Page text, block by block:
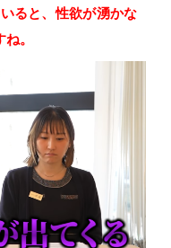
ると、性欲が湧かな
。